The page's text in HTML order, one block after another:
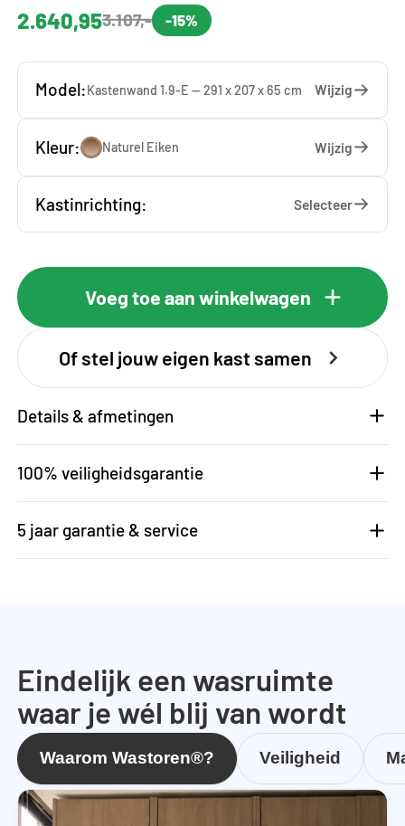
2.640,953.107,- -15%
Model:Kastenwand 1.9-E — 291 x 207 x 65 cm Wijzig
Kleur: Naturel Eiken Wijzig
Kastinrichting: Selecteer
Voeg toe aan winkelwagen
Of stel jouw eigen kast samen
Details & afmetingen
100% veiligheidsgarantie
5 jaar garantie & service
Eindelijk een wasruimte
waar je wél blij van wordt
Waarom Wastoren®? Veiligheid